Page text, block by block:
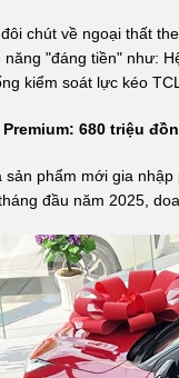
chút về ngoại thất
"đáng tiền" như:
kiểm soát lực kéo
680 triệu
sản phẩm mới gia
đầu năm 2025,